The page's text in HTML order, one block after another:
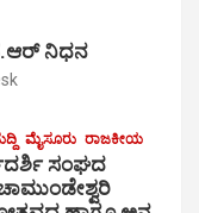
ನಿಧನ
ಮೈಸೂರು ರಾಜಕೀಯ
ಸಂಘದ